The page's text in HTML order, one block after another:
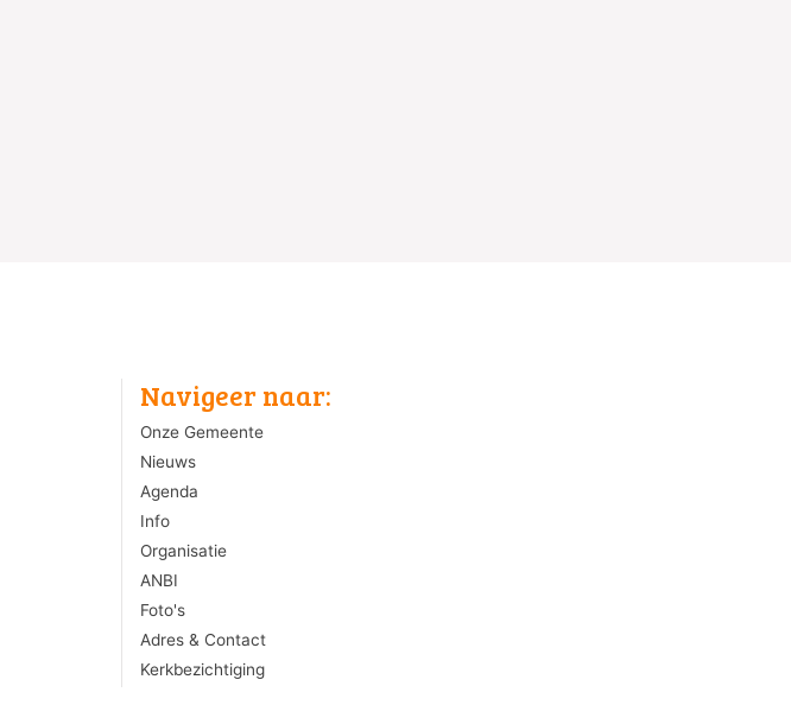
Navigeer naar:
Onze Gemeente
Nieuws
Agenda
Info
Organisatie
ANBI
Foto's
Adres & Contact
Kerkbezichtiging